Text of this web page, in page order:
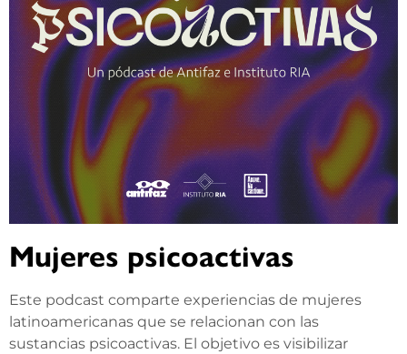
Mujeres psicoactivas
Este podcast comparte experiencias de mujeres
latinoamericanas que se relacionan con las
sustancias psicoactivas. El objetivo es visibilizar